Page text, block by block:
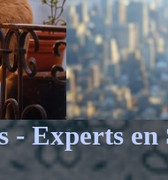
Experts en